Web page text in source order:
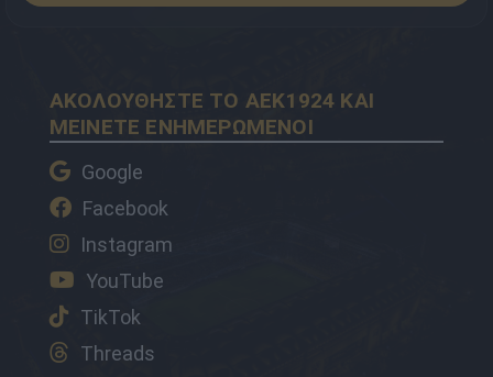
ΑΚΟΛΟΥΘΗΣΤΕ ΤΟ AEK1924 ΚΑΙ
ΜΕΙΝΕΤΕ ΕΝΗΜΕΡΩΜΕΝΟΙ
Google
Facebook
Instagram
YouTube
TikTok
Threads